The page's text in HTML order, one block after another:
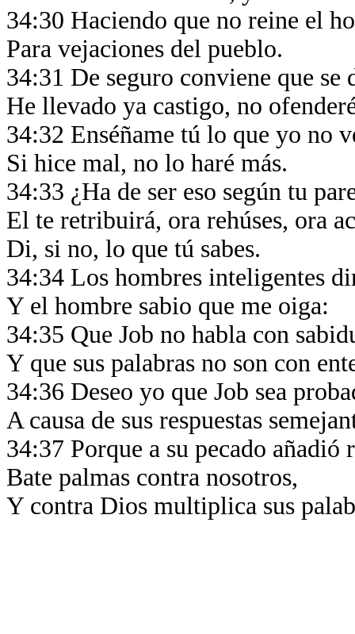
34:30 Haciendo que no reine el
Para vejaciones del pueblo.
34:31 De seguro conviene que
He llevado ya castigo, no
34:32 Enséñame tú lo que yo no
Si hice mal, no lo haré más.
34:33 ¿Ha de ser eso según tu
El te retribuirá, ora rehúses, ora
Di, si no, lo que tú sabes.
34:34 Los hombres inteligentes
Y el hombre sabio que me oiga:
34:35 Que Job no habla con
Y que sus palabras no son con
34:36 Deseo yo que Job sea
A causa de sus respuestas
34:37 Porque a su pecado
Bate palmas contra nosotros,
Y contra Dios multiplica sus